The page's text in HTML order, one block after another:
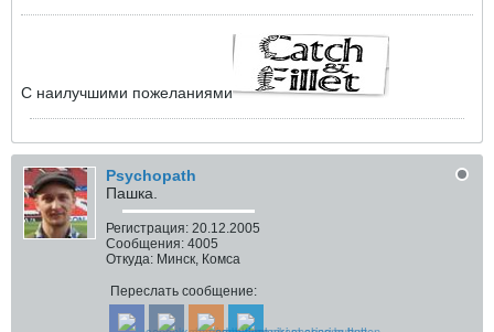
С наилучшими пожеланиями
Psychopath
Пашка.
Регистрация: 20.12.2005
Сообщения: 4005
Откуда: Минск, Комса
Переслать сообщение: